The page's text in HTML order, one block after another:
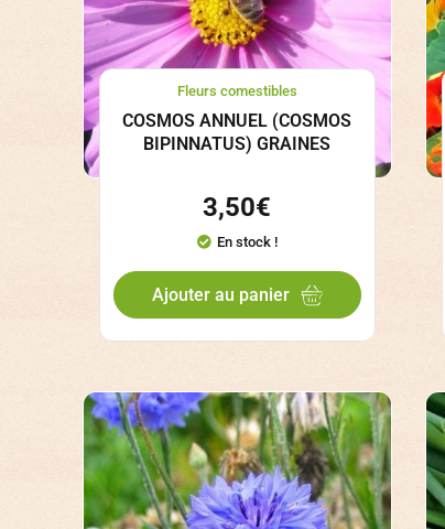
Fleurs comestibles
COSMOS ANNUEL (COSMOS
BIPINNATUS) GRAINES
3,50€
En stock !
Ajouter au panier